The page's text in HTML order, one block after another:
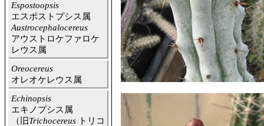
Espostoopsis
エスポストプシス属
Austrocephalocereus
アウストロケファロケ
レウス属
Oreocereus
オレオケレウス属
Echinopsis
エキノプシス属
（旧Trichocereus トリコ